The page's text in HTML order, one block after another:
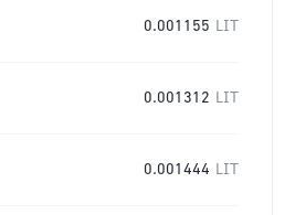
0.001155 LIT
0.001312 LIT
0.001444 LIT